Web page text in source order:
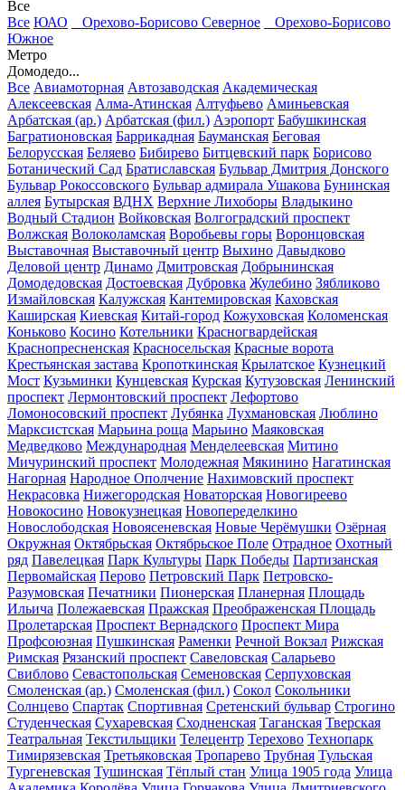
Все
Все ЮАО Орехово-Борисово Северное
Орехово-Борисово
Южное
Метро
Домодедо...
Все Авиамоторная Автозаводская Академическая
Алексеевская Алма-Атинская Алтуфьево Аминьевская
Арбатская (ар.) Арбатская (фил.) Аэропорт Бабушкинская
Багратионовская Баррикадная Бауманская Беговая
Белорусская Беляево Бибирево Битцевский парк Борисово
Ботанический Сад Братиславская Бульвар Дмитрия Донского
Бульвар Рокоссовского Бульвар адмирала Ушакова Бунинская
аллея Бутырская ВДНХ Верхние Лихоборы Владыкино
Водный Стадион Войковская Волгоградский проспект
Волжская Волоколамская Воробьевы горы Воронцовская
Выставочная Выставочный центр Выхино Давыдково
Деловой центр Динамо Дмитровская Добрынинская
Домодедовская Достоевская Дубровка Жулебино Зябликово
Измайловская Калужская Кантемировская Каховская
Каширская Киевская Китай-город Кожуховская Коломенская
Коньково Косино Котельники Красногвардейская
Краснопресненская Красносельская Красные ворота
Крестьянская застава Кропоткинская Крылатское Кузнецкий
Мост Кузьминки Кунцевская Курская Кутузовская Ленинский
проспект Лермонтовский проспект Лефортово
Ломоносовский проспект Лубянка Лухмановская Люблино
Марксистская Марьина роща Марьино Маяковская
Медведково Международная Менделеевская Митино
Мичуринский проспект Молодежная Мякинино Нагатинская
Нагорная Народное Ополчение Нахимовский проспект
Некрасовка Нижегородская Новаторская Новогиреево
Новокосино Новокузнецкая Новопеределкино
Новослободская Новоясеневская Новые Черёмушки Озёрная
Окружная Октябрьская Октябрьское Поле Отрадное Охотный
ряд Павелецкая Парк Культуры Парк Победы Партизанская
Первомайская Перово Петровский Парк Петровско-
Разумовская Печатники Пионерская Планерная Площадь
Ильича Полежаевская Пражская Преображенская Площадь
Пролетарская Проспект Вернадского Проспект Мира
Профсоюзная Пушкинская Раменки Речной Вокзал Рижская
Римская Рязанский проспект Савеловская Саларьево
Свиблово Севастопольская Семеновская Серпуховская
Смоленская (ар.) Смоленская (фил.) Сокол Сокольники
Солнцево Спартак Спортивная Сретенский бульвар Строгино
Студенческая Сухаревская Сходненская Таганская Тверская
Театральная Текстильщики Телецентр Терехово Технопарк
Тимирязевская Третьяковская Тропарево Трубная Тульская
Тургеневская Тушинская Тёплый стан Улица 1905 года Улица